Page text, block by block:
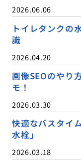
2026.06.06
トイレタンクの
識
2026.04.20
画像SEOのやり
モ！
2026.03.30
快適なバスタイ
水栓」
2026.03.18